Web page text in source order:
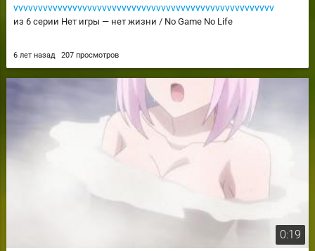
vvvvvvvvvvvvvvvvvvvvvvvvvvvvvvvvvvvvvvvvvvvvvvvvvvvvv
из 6 серии Нет игры — нет жизни / No Game No Life
6 лет назад 207 просмотров
0:19